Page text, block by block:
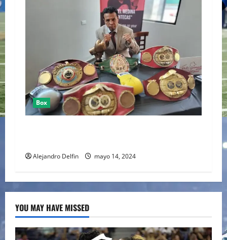
Box
Alejandro Delfin mayo 14, 2024
YOU MAY HAVE MISSED